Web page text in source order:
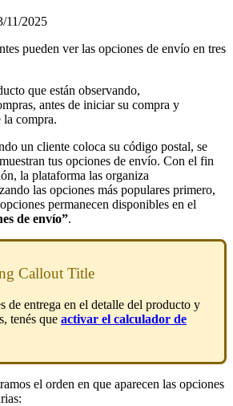
11/2025
pueden ver las opciones de envío en tres
que están observando,
antes de iniciar su compra y
la compra.
un cliente coloca su código postal, se
tus opciones de envío. Con el fin
la plataforma las organiza
las opciones más populares primero,
permanecen disponibles en el
de envío”.
Callout Title
de entrega en el detalle del producto y
tenés que activar el calculador de
el orden en que aparecen las opciones